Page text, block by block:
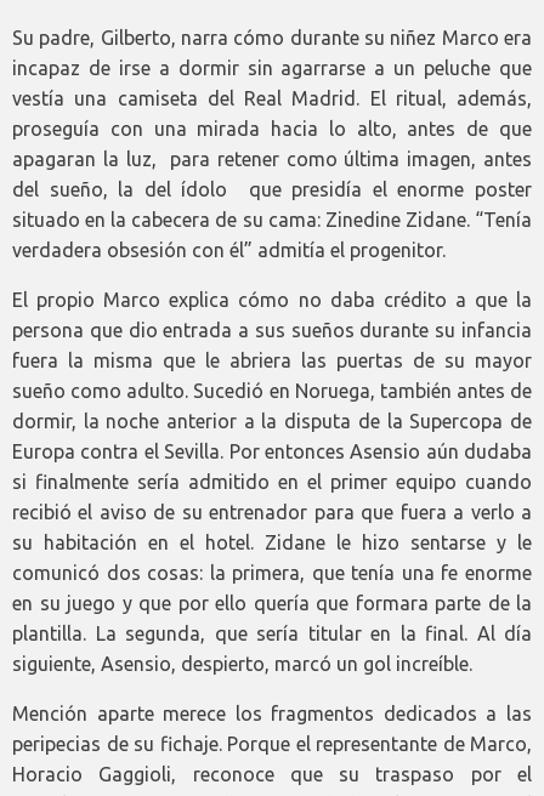
Su padre, Gilberto, narra cómo durante su niñez Marco era
incapaz de irse a dormir sin agarrarse a un peluche que
vestía una camiseta del Real Madrid. El ritual, además,
proseguía con una mirada hacia lo alto, antes de que
apagaran la luz, para retener como última imagen, antes
del sueño, la del ídolo que presidía el enorme poster
situado en la cabecera de su cama: Zinedine Zidane. “Tenía
verdadera obsesión con él” admitía el progenitor.
El propio Marco explica cómo no daba crédito a que la
persona que dio entrada a sus sueños durante su infancia
fuera la misma que le abriera las puertas de su mayor
sueño como adulto. Sucedió en Noruega, también antes de
dormir, la noche anterior a la disputa de la Supercopa de
Europa contra el Sevilla. Por entonces Asensio aún dudaba
si finalmente sería admitido en el primer equipo cuando
recibió el aviso de su entrenador para que fuera a verlo a
su habitación en el hotel. Zidane le hizo sentarse y le
comunicó dos cosas: la primera, que tenía una fe enorme
en su juego y que por ello quería que formara parte de la
plantilla. La segunda, que sería titular en la final. Al día
siguiente, Asensio, despierto, marcó un gol increíble.
Mención aparte merece los fragmentos dedicados a las
peripecias de su fichaje. Porque el representante de Marco,
Horacio Gaggioli, reconoce que su traspaso por el